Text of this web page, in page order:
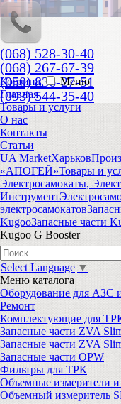
(068) 528-30-40
(068) 267-67-39
(050) 836-27-51
(093) 544-35-40
Корзина
Меню
Главная
Товары и услуги
О нас
Контакты
Статьи
UA MarketХарьков
«АПОГЕЙ»Товары и
Электросамокаты,
Инструмент
электросамокатов
KugooЗапасные части
Kugoo G Booster
Select Language ▼
Меню каталога
Оборудование для АЗС
Ремонт
Комплектующие для
Запасные части ZVA
Запасные части ZVA
Запасные части OPW
Фильтры для ТРК
Объемные измерители и
Объемный измеритель